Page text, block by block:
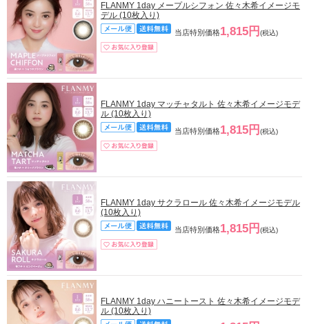
FLANMY 1day メープルシフォン 佐々木希イメージモ
デル (10枚入り)
当店特別価格1,815円 (税込)
FLANMY 1day マッチャタルト 佐々木希イメージモデ
ル (10枚入り)
当店特別価格1,815円 (税込)
FLANMY 1day サクラロール 佐々木希イメージモデル
(10枚入り)
当店特別価格1,815円 (税込)
FLANMY 1day ハニートースト 佐々木希イメージモデ
ル (10枚入り)